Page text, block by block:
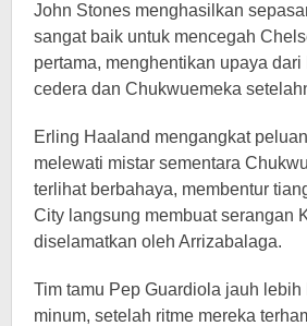
John Stones menghasilkan
sangat baik untuk mencegah
pertama, menghentikan upaya
cedera dan Chukwuemeka
Erling Haaland mengangkat
melewati mistar sementara
terlihat berbahaya, membentur
City langsung membuat serangan
diselamatkan oleh Arrizabalaga.
Tim tamu Pep Guardiola jauh lebih
minum, setelah ritme mereka